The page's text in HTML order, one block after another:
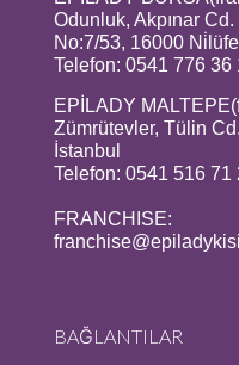
Odunluk, Akpınar
No:7/53, 16000
Telefon: 0541 776 36
EPİLADY
Zümrütevler, Tülin
İstanbul
Telefon: 0541 516 71
FRANCHISE:
BAĞLANTILAR